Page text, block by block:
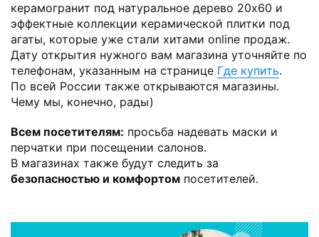
керамогранит под натуральное дерево 20x60 и
эффектные коллекции керамической плитки под
агаты, которые уже стали хитами online продаж.
Дату открытия нужного вам магазина уточняйте по
телефонам, указанным на странице Где купить.
По всей России также открываются магазины.
Чему мы, конечно, рады)
Всем посетителям: просьба надевать маски и
перчатки при посещении салонов.
В магазинах также будут следить за
безопасностью и комфортом посетителей.